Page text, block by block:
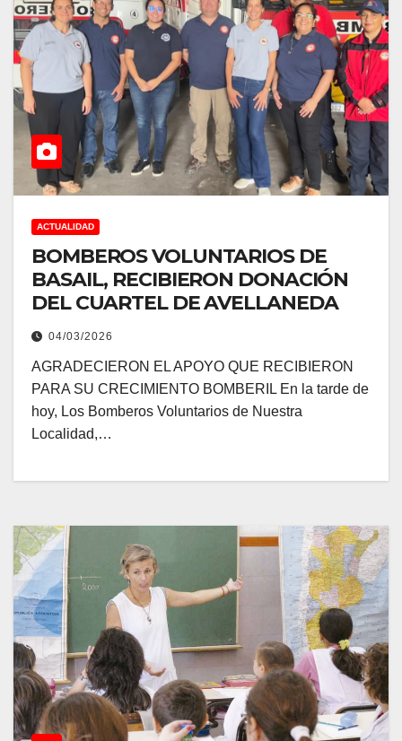
ACTUALIDAD
BOMBEROS VOLUNTARIOS DE
BASAIL, RECIBIERON DONACIÓN
DEL CUARTEL DE AVELLANEDA
04/03/2026
AGRADECIERON EL APOYO QUE RECIBIERON
PARA SU CRECIMIENTO BOMBERIL En la tarde de
hoy, Los Bomberos Voluntarios de Nuestra
Localidad,…